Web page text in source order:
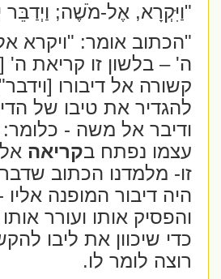
"וַיִּקְרָא, אֶל-מֹשֶׁה; וַיְדַבֵּר
"הכתוב אומר: "ויקרא
ה' – בלשון זו קריאת ה'
קשורה אל דיבורו
להגדיר את טיבו של
ודיבר אל משה - כלומר:
עצמו נפתח ב קריאהאל
זו- מלמדנו הכתוב
היה דיבור המופנה אליו
והפסיק אותו ועורר אותו
כדי שיכוון את ליבו
רוצה לומר לו.